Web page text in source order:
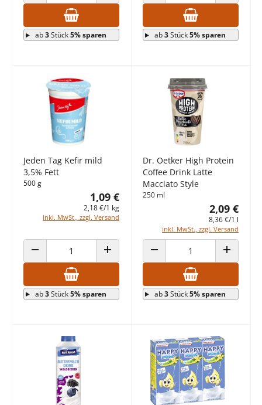
ANZAHL VERRINGERN ANZAHL ERHÖHEN
ab3Stück5% sparen
ANZAHL VERRINGERN ANZAHL
ab3Stück5% sparen
Jeden Tag Kefir mild
3,5% Fett
500 g
1,09 €
2,18 €/1 kg
inkl. MwSt., zzgl. Versand
ANZAHL VERRINGERN ANZAHL ERHÖHEN
ab3Stück5% sparen
Dr. Oetker High Protein
Coffee Drink Latte
Macciato Style
250 ml
2,09 €
8,36 €/1 l
inkl. MwSt., zzgl. Versand
ANZAHL VERRINGERN ANZAHL
ab3Stück5% sparen